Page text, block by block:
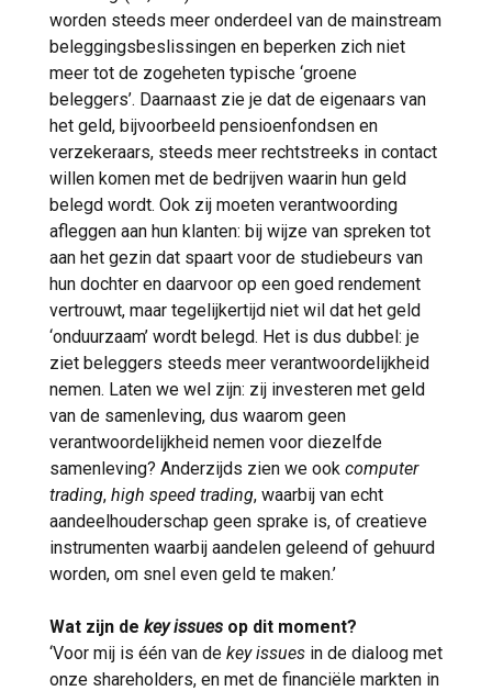
worden steeds meer onderdeel van de mainstream
beleggingsbeslissingen en beperken zich niet
meer tot de zogeheten typische ‘groene
beleggers’. Daarnaast zie je dat de eigenaars van
het geld, bijvoorbeeld pensioenfondsen en
verzekeraars, steeds meer rechtstreeks in contact
willen komen met de bedrijven waarin hun geld
belegd wordt. Ook zij moeten verantwoording
afleggen aan hun klanten: bij wijze van spreken tot
aan het gezin dat spaart voor de studiebeurs van
hun dochter en daarvoor op een goed rendement
vertrouwt, maar tegelijkertijd niet wil dat het geld
‘onduurzaam’ wordt belegd. Het is dus dubbel: je
ziet beleggers steeds meer verantwoordelijkheid
nemen. Laten we wel zijn: zij investeren met geld
van de samenleving, dus waarom geen
verantwoordelijkheid nemen voor diezelfde
samenleving? Anderzijds zien we ook computer
trading, high speed trading, waarbij van echt
aandeelhouderschap geen sprake is, of creatieve
instrumenten waarbij aandelen geleend of gehuurd
worden, om snel even geld te maken.’
Wat zijn de key issues op dit moment?
‘Voor mij is één van de key issues in de dialoog met
onze shareholders, en met de financiële markten in